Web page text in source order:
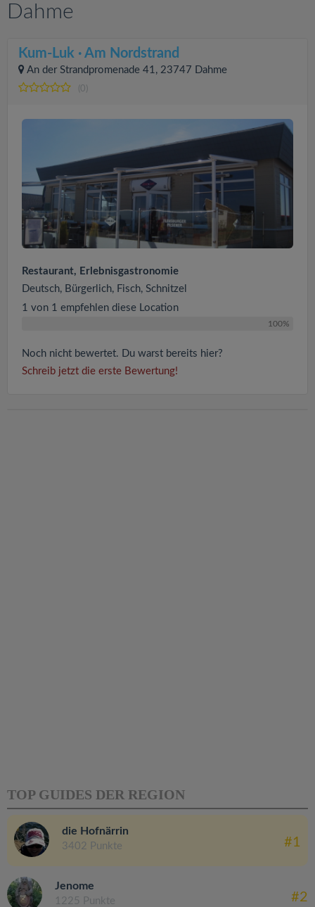
Dahme
Kum-Luk · Am Nordstrand
An der Strandpromenade 41, 23747 Dahme
(0)
Restaurant, Erlebnisgastronomie
Deutsch, Bürgerlich, Fisch, Schnitzel
1 von 1 empfehlen diese Location
100%
Noch nicht bewertet. Du warst bereits hier?
Schreib jetzt die erste Bewertung!
TOP GUIDES DER REGION
die Hofnärrin
3402 Punkte #1
Jenome
1225 Punkte #2